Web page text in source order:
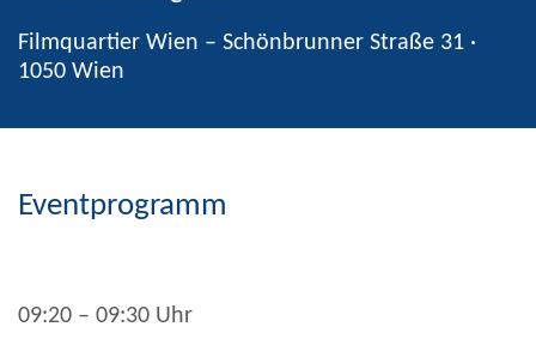
Filmquartier Wien – Schönbrunner Straße 31 ·
1050 Wien
Eventprogramm
09:20 – 09:30 Uhr